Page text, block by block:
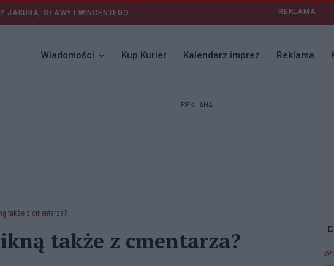
JAKUBA, SŁAWY I WINCENTEGO REKLAMA
Wiadomości Kup Kurier Kalendarz imprez Reklama
REKLAMA
także z cmentarza?
także z cmentarza?